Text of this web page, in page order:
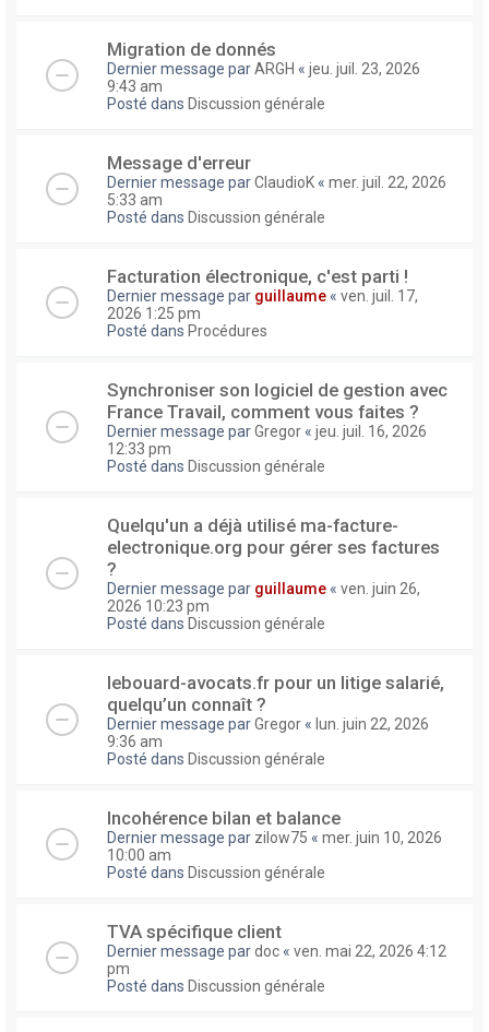
Migration de donnés
Dernier message parARGH « jeu. juil. 23, 2026
9:43 am
Posté dans Discussion générale
Message d'erreur
Dernier message parClaudioK « mer. juil. 22, 2026
5:33 am
Posté dans Discussion générale
Facturation électronique, c'est parti !
Dernier message par guillaume « ven. juil. 17,
2026 1:25 pm
Posté dans Procédures
Synchroniser son logiciel de gestion avec
France Travail, comment vous faites ?
Dernier message parGregor « jeu. juil. 16, 2026
12:33 pm
Posté dans Discussion générale
Quelqu'un a déjà utilisé ma-facture-
electronique.org pour gérer ses factures
?
Dernier message par guillaume « ven. juin 26,
2026 10:23 pm
Posté dans Discussion générale
lebouard-avocats.fr pour un litige salarié,
quelqu’un connaît ?
Dernier message parGregor « lun. juin 22, 2026
9:36 am
Posté dans Discussion générale
Incohérence bilan et balance
Dernier message par zilow75 « mer. juin 10, 2026
10:00 am
Posté dans Discussion générale
TVA spécifique client
Dernier message pardoc « ven. mai 22, 2026 4:12
pm
Posté dans Discussion générale